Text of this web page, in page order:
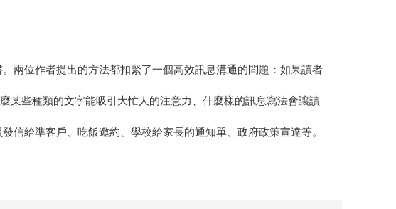
兩位作者提出的方法都扣緊了一個高效訊息溝通的問題：如果讀者
某些種類的文字能吸引大忙人的注意力、什麼樣的訊息寫法會讓讀
信給準客戶、吃飯邀約、學校給家長的通知單、政府政策宣達等。